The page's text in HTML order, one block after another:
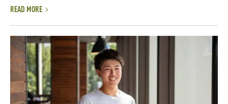
READ MORE